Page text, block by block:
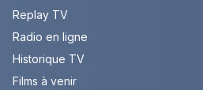
Replay TV
Radio en ligne
Historique TV
Films à venir